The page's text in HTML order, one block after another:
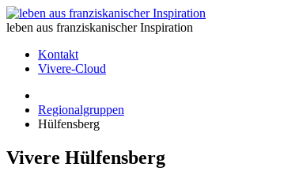
leben aus franziskanischer Inspiration
Kontakt
Vivere-Cloud
Regionalgruppen
Hülfensberg
Vivere Hülfensberg